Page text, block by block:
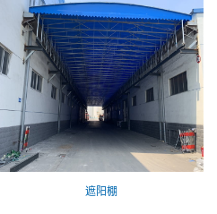
遮阳棚